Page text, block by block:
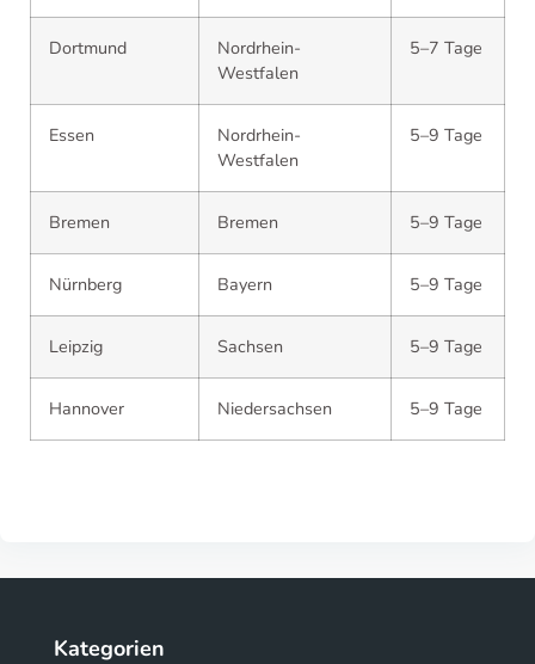
Dortmund
Nordrhein-
Westfalen
5–7 Tage
Essen
Nordrhein-
Westfalen
5–9 Tage
Bremen Bremen 5–9 Tage
Nürnberg Bayern 5–9 Tage
Leipzig Sachsen 5–9 Tage
Hannover Niedersachsen 5–9 Tage
Kategorien